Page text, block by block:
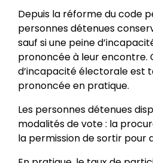
Depuis la réforme du code
personnes détenues
sauf si une peine
prononcée à leur encontre.
d’incapacité électorale est
prononcée en pratique.
Les personnes détenues
modalités de vote : la
la permission de sortir pour